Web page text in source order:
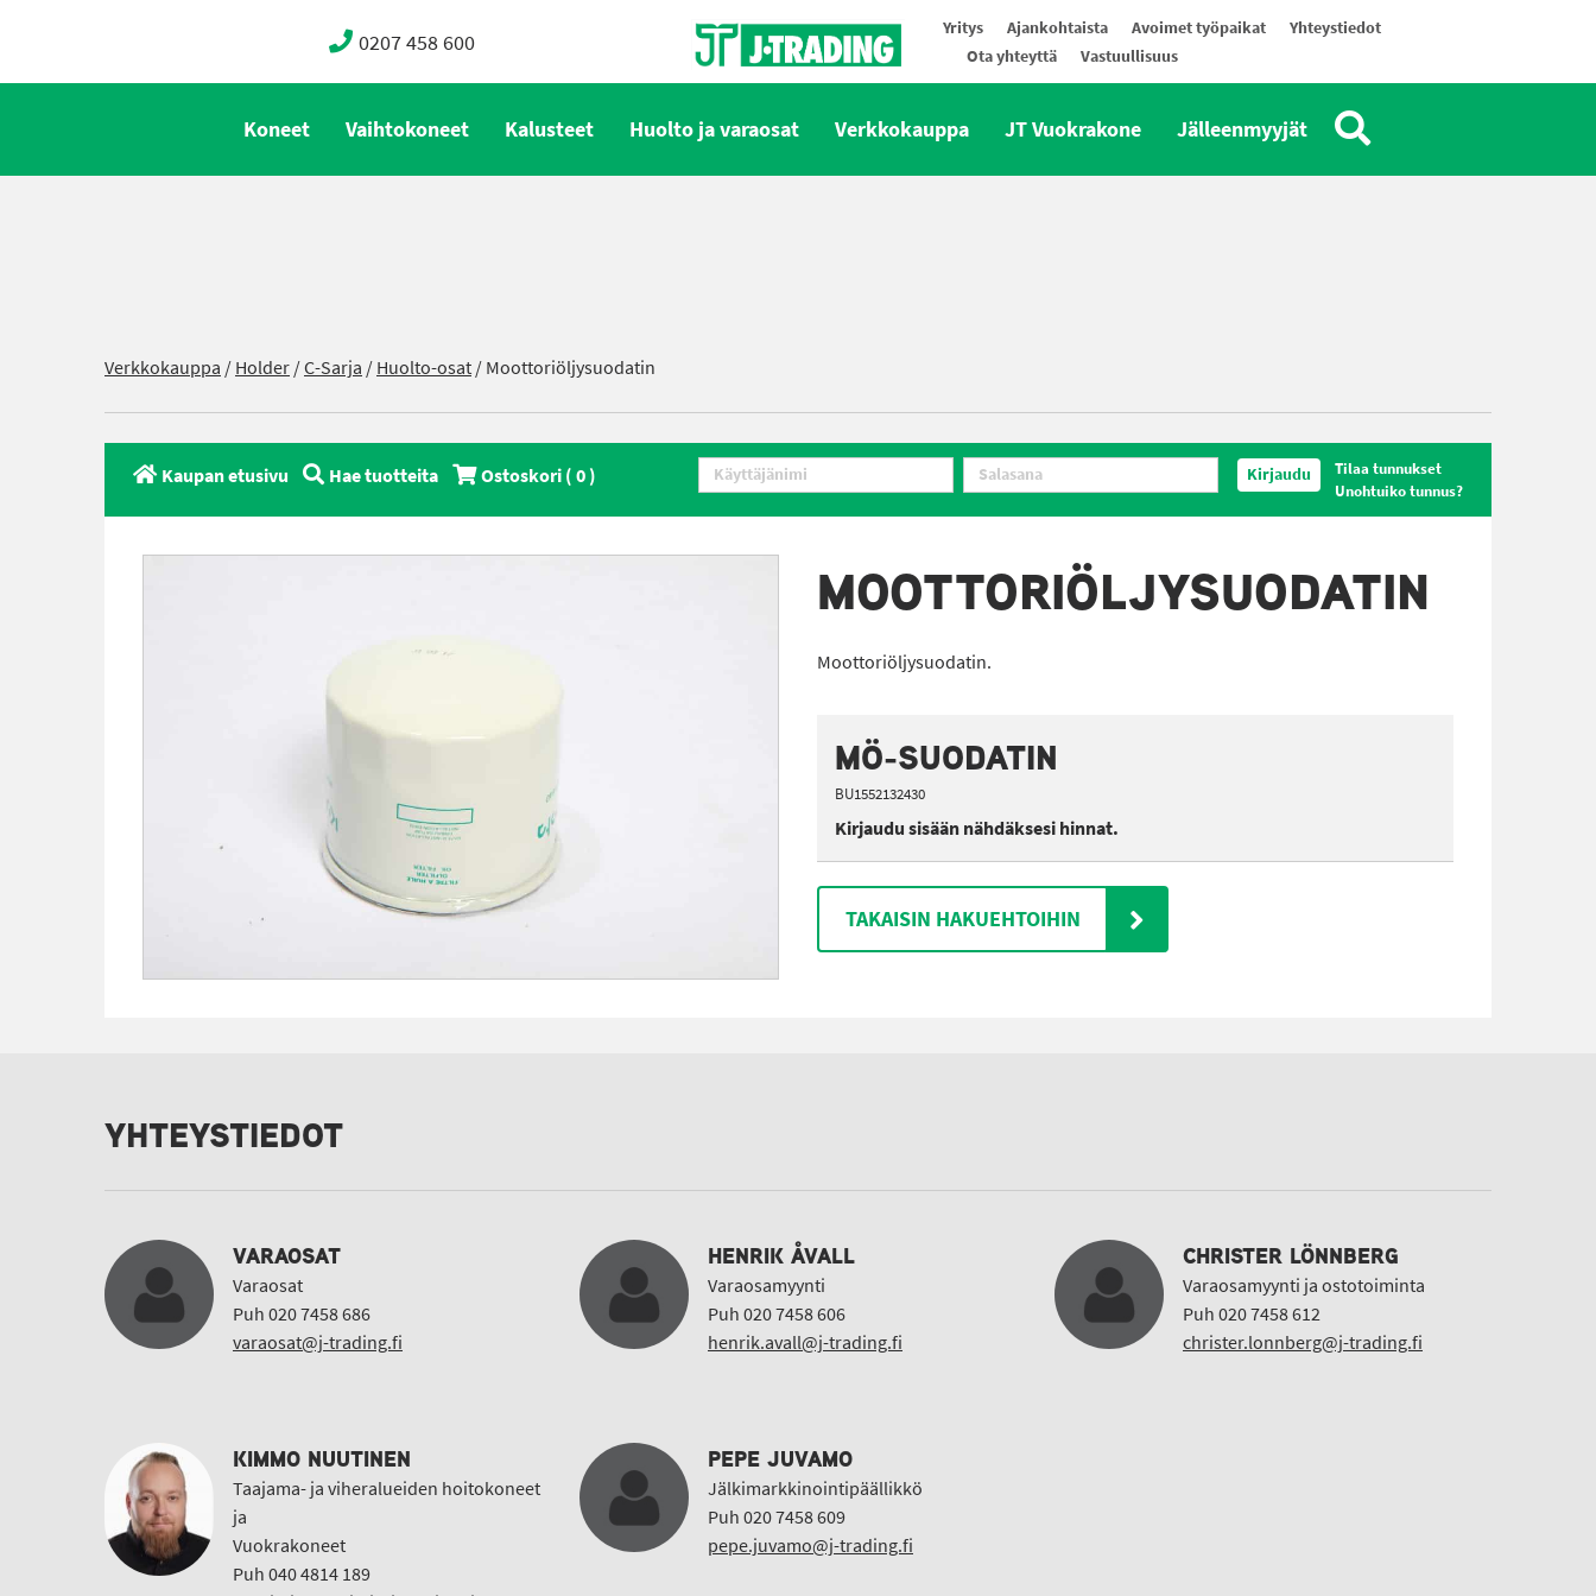
0207 458 600 Yritys Ajankohtaista Avoimet työpaikat
Yhteystiedot
Ota yhteyttä
Vastuullisuus
Koneet Vaihtokoneet Kalusteet Huolto ja varaosat Verkkokauppa JT Vuokrakone Jälleenmyyjät
Verkkokauppa /Holder/C-Sarja /Huolto-osat/ Moottoriöljysuodatin
Kaupan etusivu Hae tuotteita Ostoskori (0) Kirjaudu
Tilaa tunnukset
Unohtuiko tunnus?
MOOTTORIÖLJYSUODATIN
Moottoriöljysuodatin.
MÖ-SUODATIN
BU1552132430
Kirjaudu sisään nähdäksesi hinnat.
TAKAISIN HAKUEHTOIHIN
YHTEYSTIEDOT
VARAOSAT
Varaosat
Puh 020 7458 686
varaosat@j-trading.fi
HENRIK ÅVALL
Varaosamyynti
Puh 020 7458 606
henrik.avall@j-trading.fi
CHRISTER LÖNNBERG
Varaosamyynti ja ostotoiminta
Puh 020 7458 612
christer.lonnberg@j-trading.fi
KIMMO NUUTINEN
Taajama- ja viheralueiden hoitokoneet
ja
Vuokrakoneet
Puh 040 4814 189
PEPE JUVAMO
Jälkimarkkinointipäällikkö
Puh 020 7458 609
pepe.juvamo@j-trading.fi